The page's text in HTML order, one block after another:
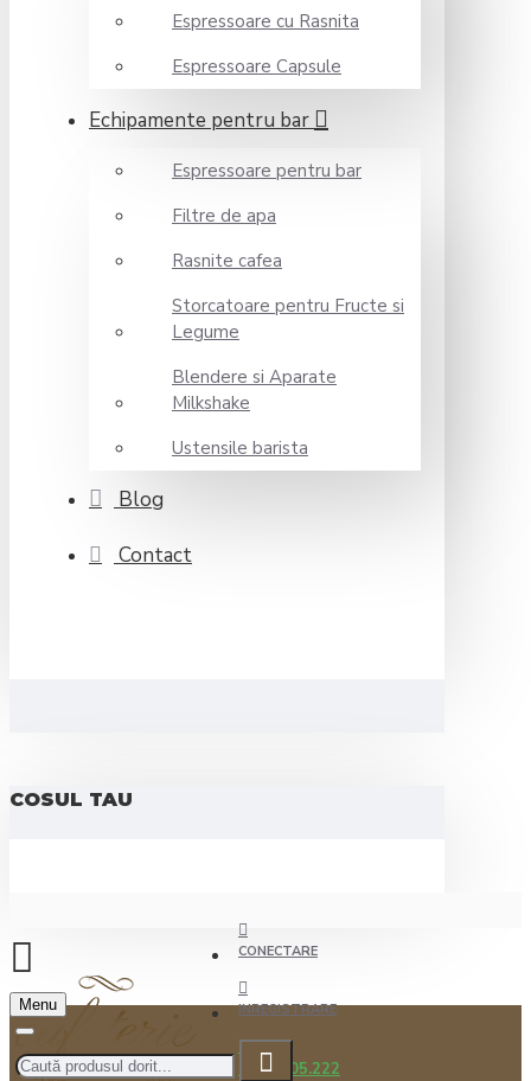
Espressoare cu Rasnita
Espressoare Capsule
Echipamente pentru bar
Espressoare pentru bar
Filtre de apa
Rasnite cafea
Storcatoare pentru Fructe si
Legume
Blendere si Aparate
Milkshake
Ustensile barista
Blog
Contact
COSUL TAU
CONECTARE
INREGISTRARE
0722.505.222
Menu